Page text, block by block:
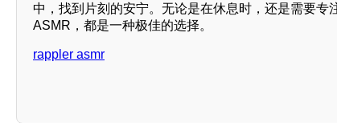
中，找到片刻的安宁。无论是在休息时，还是需要专
ASMR，都是一种极佳的选择。
rappler asmr